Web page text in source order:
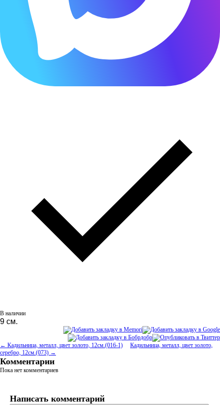
В наличии
9 см.
← Кадильница, металл, цвет золото, 12см.(016-1)
Кадильница, металл, цвет золото,
серебро, 12см.(073) →
Комментарии
Пока нет комментариев
Написать комментарий